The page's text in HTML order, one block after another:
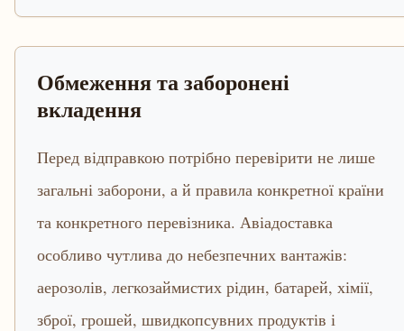
Обмеження та заборонені
вкладення
Перед відправкою потрібно перевірити не лише
загальні заборони, а й правила конкретної країни
та конкретного перевізника. Авіадоставка
особливо чутлива до небезпечних вантажів:
аерозолів, легкозаймистих рідин, батарей, хімії,
зброї, грошей, швидкопсувних продуктів і